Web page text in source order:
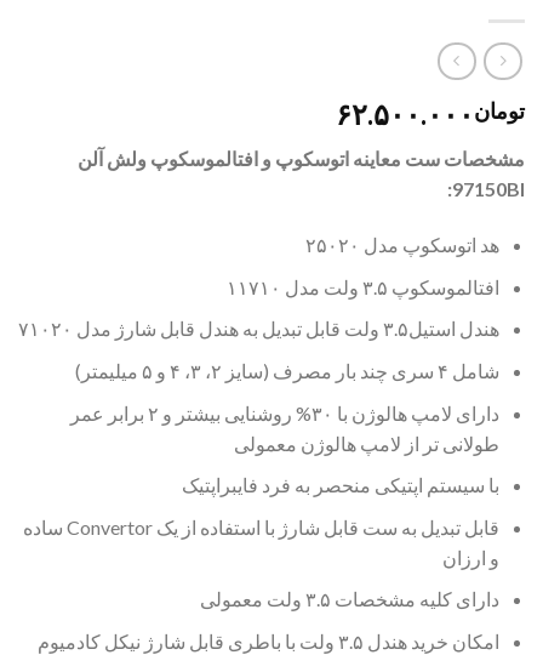
تومان ۶۲.۵۰۰.۰۰۰
مشخصات ست معاینه اتوسکوپ و افتالموسکوپ ولش آلن
97150BI:
هد اتوسکوپ مدل ۲۵۰۲۰
افتالموسکوپ ۳.۵ ولت مدل ۱۱۷۱۰
هندل استیل۳.۵ ولت قابل تبدیل به هندل قابل شارژ مدل ۷۱۰۲۰
شامل ۴ سری چند بار مصرف (سایز ۲، ۳، ۴ و ۵ میلیمتر)
دارای لامپ هالوژن با ۳۰% روشنایی بیشتر و ۲ برابر عمر
طولانی تر از لامپ هالوژن معمولی
با سیستم اپتیکی منحصر به فرد فایبراپتیک
قابل تبدیل به ست قابل شارژ با استفاده از یک Convertor ساده
و ارزان
دارای کلیه مشخصات ۳.۵ ولت معمولی
امکان خرید هندل ۳.۵ ولت با باطری قابل شارژ نیکل کادمیوم